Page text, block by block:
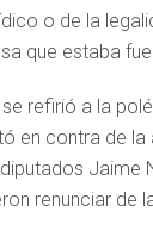
o de la
que estaba
refirió a la
en contra de
Jaime
renunciar de